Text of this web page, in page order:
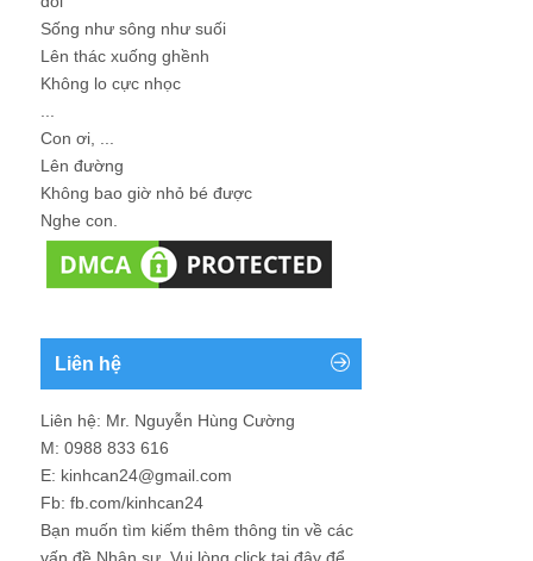
Sống như sông như suối
Lên thác xuống ghềnh
Không lo cực nhọc
Con ơi, ...
Lên đường
Không bao giờ nhỏ bé được
Nghe con.
Liên hệ
Liên hệ: Mr. Nguyễn Hùng Cường
M: 0988 833 616
E: kinhcan24@gmail.com
Fb: fb.com/kinhcan24
Bạn muốn tìm kiếm thêm thông tin về các
vấn đề Nhân sự . Vui lòng click tại đây để